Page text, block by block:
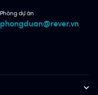
Phòng dự án
phongduan@rever.vn